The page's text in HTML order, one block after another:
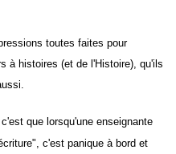
toutes faites pour
à histoires (et de l'Histoire), qu'ils
que lorsqu'une enseignante
c'est panique à bord et